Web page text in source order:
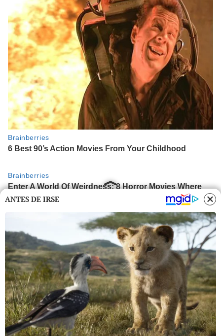
ANTES DE IRSE